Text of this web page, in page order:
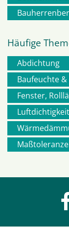
Häufige
Navigation
überspringen
Abdichtung
Baufeuchte
Fenster,
Luftdichtigkeit